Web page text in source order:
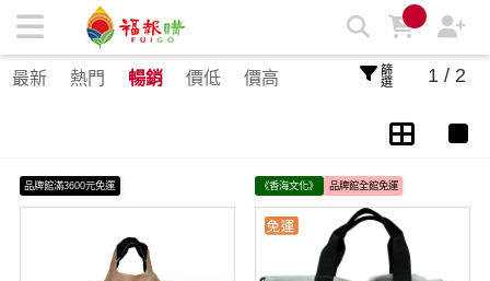
包包 | 福報購蔬食購物商城
最新 熱門 暢銷 價低 價高 篩選 1 / 2
品牌館滿3600元免運 《香海文化》 品牌館全館免運